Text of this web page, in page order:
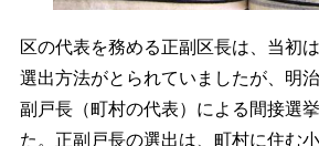
区の代表を務める正副区長は、当初
選出方法がとられていましたが、明
副戸長（町村の代表）による間接選
た。正副戸長の選出は、町村に住む